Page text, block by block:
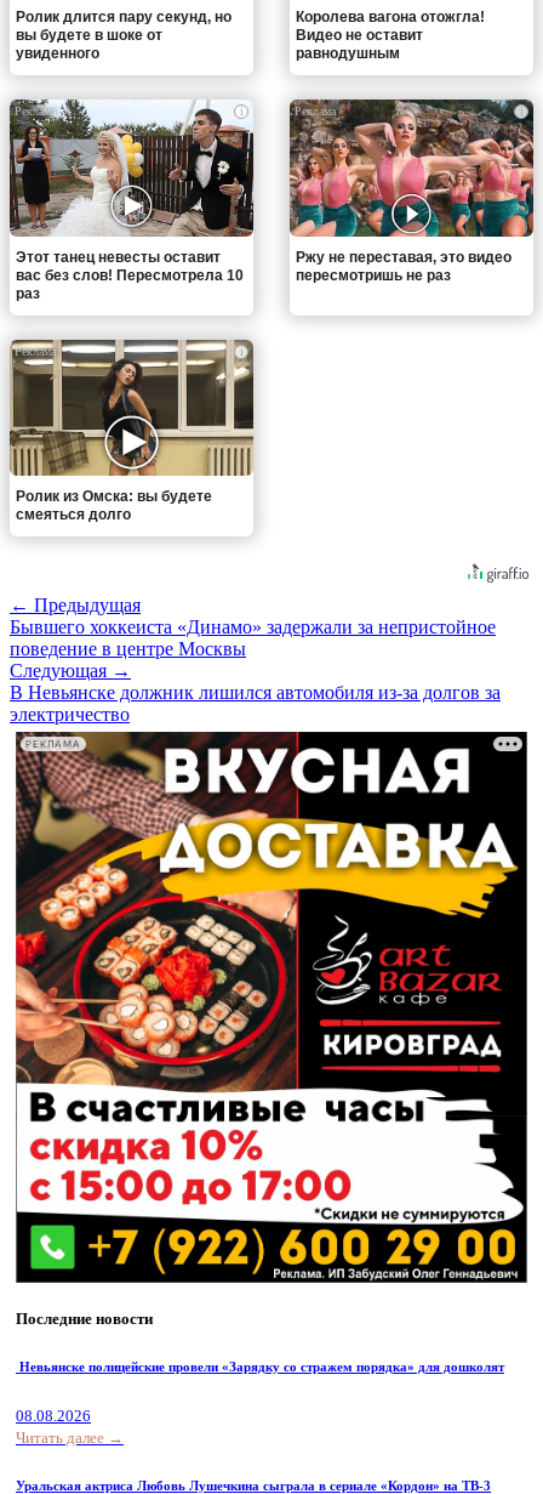
Ролик длится пару секунд, но
вы будете в шоке от
увиденного
Королева вагона отожгла!
Видео не оставит
равнодушным
i
Этот танец невесты оставит
вас без слов! Пересмотрела 10
раз
i
Ржу не переставая, это видео
пересмотришь не раз
i
Ролик из Омска: вы будете
смеяться долго
← Предыдущая
Бывшего хоккеиста «Динамо» задержали за непристойное
поведение в центре Москвы
Следующая →
В Невьянске должник лишился автомобиля из-за долгов за
электричество
РЕКЛАМА
Последние новости
Невьянске полицейские провели «Зарядку со стражем порядка» для дошколят
08.08.2026
Читать далее →
Уральская актриса Любовь Лушечкина сыграла в сериале «Кордон» на ТВ-3